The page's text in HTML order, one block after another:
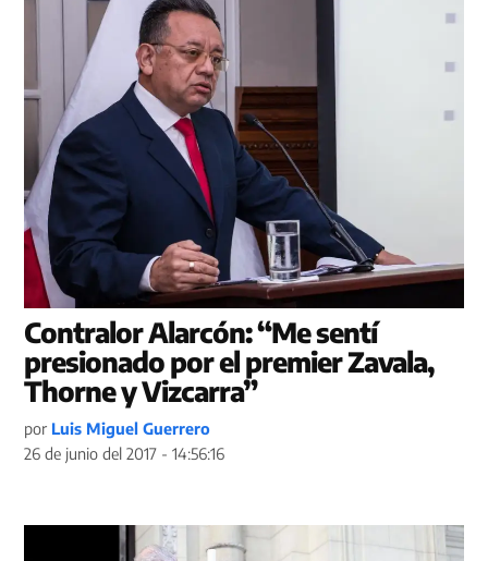
Contralor Alarcón: “Me sentí
presionado por el premier Zavala,
Thorne y Vizcarra”
por Luis Miguel Guerrero
26 de junio del 2017 - 14:56:16